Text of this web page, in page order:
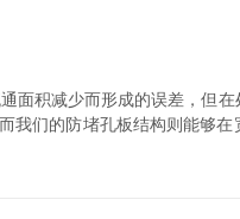
积减少而形成的误差，但在
们的防堵孔板结构则能够